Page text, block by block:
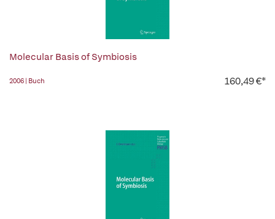
Molecular Basis of Symbiosis
2006 | Buch 160,49 €*